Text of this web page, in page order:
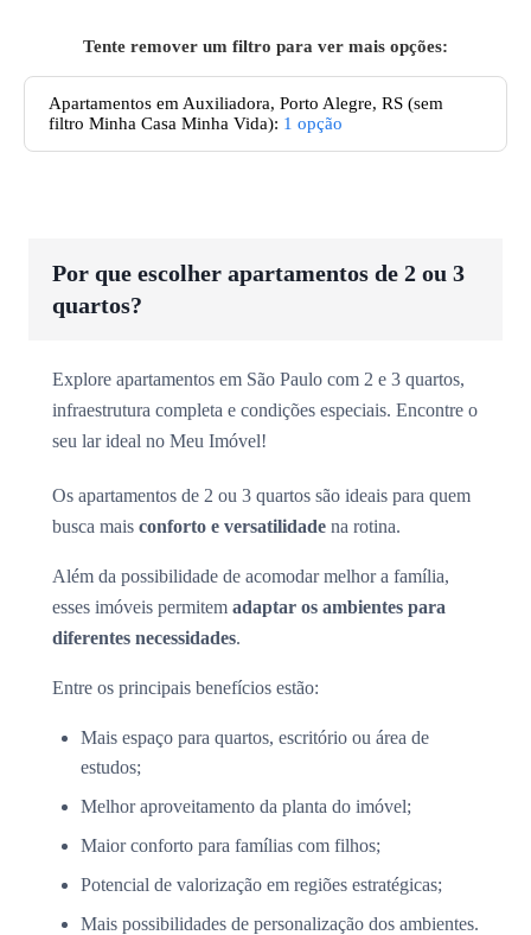
Tente remover um filtro para ver mais opções:
Apartamentos em Auxiliadora, Porto Alegre, RS (sem
filtro Minha Casa Minha Vida): 1 opção
Por que escolher apartamentos de 2 ou 3
quartos?
Explore apartamentos em São Paulo com 2 e 3 quartos,
infraestrutura completa e condições especiais. Encontre o
seu lar ideal no Meu Imóvel!
Os apartamentos de 2 ou 3 quartos são ideais para quem
busca mais conforto e versatilidade na rotina.
Além da possibilidade de acomodar melhor a família,
esses imóveis permitem adaptar os ambientes para
diferentes necessidades.
Entre os principais benefícios estão:
Mais espaço para quartos, escritório ou área de
estudos;
Melhor aproveitamento da planta do imóvel;
Maior conforto para famílias com filhos;
Potencial de valorização em regiões estratégicas;
Mais possibilidades de personalização dos ambientes.